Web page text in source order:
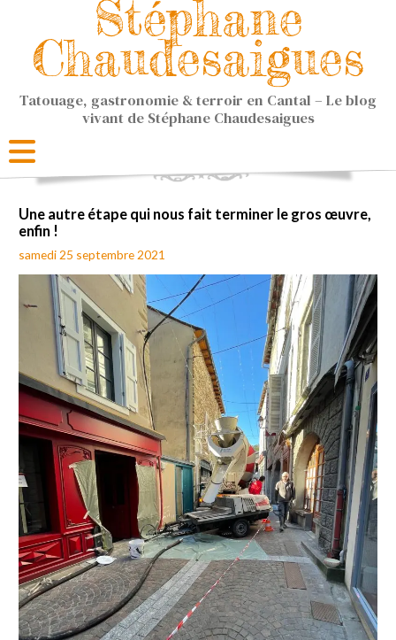
Stéphane
Chaudesaigues
Tatouage, gastronomie & terroir en Cantal – Le blog
vivant de Stéphane Chaudesaigues
Une autre étape qui nous fait terminer le gros œuvre,
enfin !
samedi 25 septembre 2021